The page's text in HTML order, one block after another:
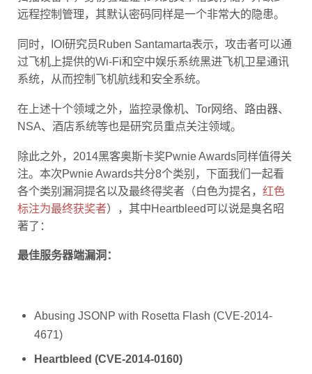
远程控制管理，其默认密码同样是一个非常大的隐患。
同时，IOI研究员Ruben Santamarta表示，攻击者可以通
过飞机上提供的Wi-Fi和空中娱乐系统黑进飞机卫星通讯
系统，从而控制飞机航线和安全系统。
在上述十个领域之外，监控录像机、Tor网络、路由器、
NSA、酒店系统等也是研究员重点关注领域。
除此之外，2014黑客奥斯卡奖Pwnie Awards同样值得关
注。本次Pwnie Awards共分8个类别，下面我们一起看
各个类别漏洞提名以及最终得奖者（白色为提名， 红色
标注为最终获奖者），其中Heartbleed可以说是臭名昭
著了：
最佳服务器端漏洞：
Abusing JSONP with Rosetta Flash (CVE-2014-
4671)
Heartbleed (CVE-2014-0160)